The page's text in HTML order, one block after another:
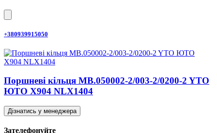
+380939915050
Поршневі кільця MB.050002-2/003-2/0200-2 YTO
ЮТО X904 NLX1404
Дізнатись у менеджера
Зателефонуйте